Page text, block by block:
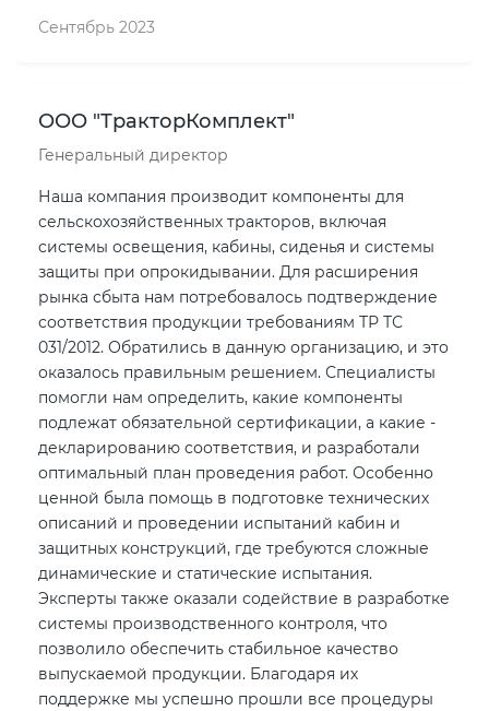
Сентябрь 2023
ООО "ТракторКомплект"
Генеральный директор
Наша компания производит компоненты для
сельскохозяйственных тракторов, включая
системы освещения, кабины, сиденья и системы
защиты при опрокидывании. Для расширения
рынка сбыта нам потребовалось подтверждение
соответствия продукции требованиям ТР ТС
031/2012. Обратились в данную организацию, и это
оказалось правильным решением. Специалисты
помогли нам определить, какие компоненты
подлежат обязательной сертификации, а какие -
декларированию соответствия, и разработали
оптимальный план проведения работ. Особенно
ценной была помощь в подготовке технических
описаний и проведении испытаний кабин и
защитных конструкций, где требуются сложные
динамические и статические испытания.
Эксперты также оказали содействие в разработке
системы производственного контроля, что
позволило обеспечить стабильное качество
выпускаемой продукции. Благодаря их
поддержке мы успешно прошли все процедуры